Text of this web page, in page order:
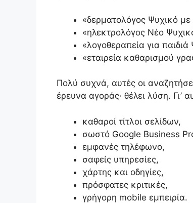
«δερματολόγος Ψυχικό με
«ηλεκτρολόγος Νέο
«λογοθεραπεία για παιδιά
«εταιρεία καθαρισμού
Πολύ συχνά, αυτές οι
έρευνα αγοράς· θέλει λύση.
καθαροί τίτλοι σελίδων,
σωστό Google Business
εμφανές τηλέφωνο,
σαφείς υπηρεσίες,
χάρτης και οδηγίες,
πρόσφατες κριτικές,
γρήγορη mobile εμπειρία.